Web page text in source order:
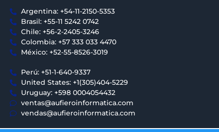
Argentina: +54-11-2150-5353
Brasil: +55-11 5242 0742
Chile: +56-2-2405-3246
Colombia: +57 333 033 4470
México: +52-55-8526-3019
Perú: +51-1-640-9337
United States: +1(305)404-5229
Uruguay: +598 0004054432
ventas@aufieroinformatica.com
vendas@aufieroinformatica.com